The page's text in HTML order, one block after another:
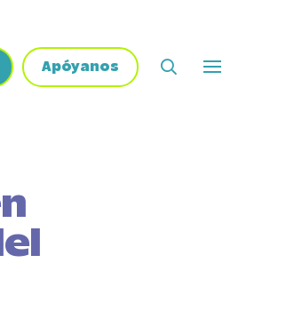
Apóyanos